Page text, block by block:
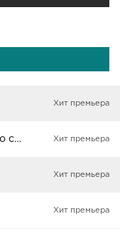
Хит премьера
Gruppa Skryptonite - Скучаю, что скучаю Хит премьера
Хит премьера
Хит премьера